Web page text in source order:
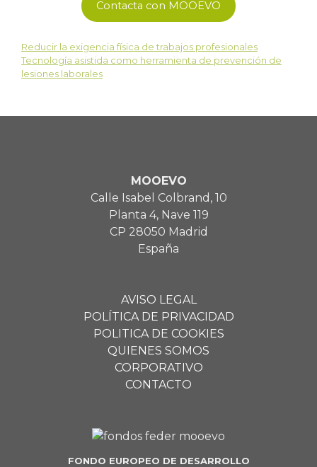
Contacta con MOOEVO
Reducir la exigencia física de trabajos profesionales
Tecnología asistida como herramienta de prevención de
lesiones laborales
MOOEVO
Calle Isabel Colbrand, 10
Planta 4, Nave 119
CP 28050 Madrid
España
AVISO LEGAL
POLÍTICA DE PRIVACIDAD
POLITICA DE COOKIES
QUIENES SOMOS
CORPORATIVO
CONTACTO
FONDO EUROPEO DE DESARROLLO